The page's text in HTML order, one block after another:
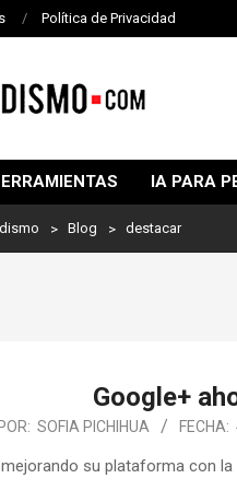
Política de Privacidad
IA PARA
> Blog > destacar
Google+
POR: SOFIA PICHIHUA FECHA:
su plataforma con